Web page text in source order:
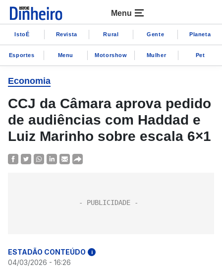
Menu
IstoÉ Revista Rural Gente Planeta
Esportes Menu Motorshow Mulher Pet
Economia
CCJ da Câmara aprova pedido
de audiências com Haddad e
Luiz Marinho sobre escala 6×1
ESTADÃO CONTEÚDO i
04/03/2026 - 16:26